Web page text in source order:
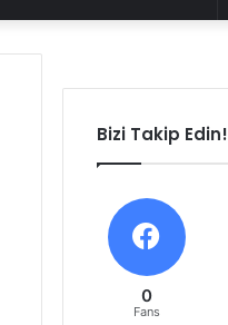
Bizi Takip Edin!
0
Fans